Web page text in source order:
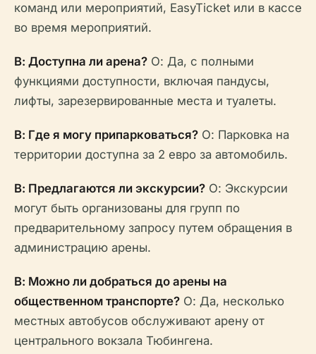
команд или мероприятий, EasyTicket или в кассе
во время мероприятий.
В: Доступна ли арена? О: Да, с полными
функциями доступности, включая пандусы,
лифты, зарезервированные места и туалеты.
В: Где я могу припарковаться? О: Парковка на
территории доступна за 2 евро за автомобиль.
В: Предлагаются ли экскурсии? О: Экскурсии
могут быть организованы для групп по
предварительному запросу путем обращения в
администрацию арены.
В: Можно ли добраться до арены на
общественном транспорте? О: Да, несколько
местных автобусов обслуживают арену от
центрального вокзала Тюбингена.